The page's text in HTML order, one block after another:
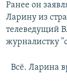
Ранее он
Ларину из
телеведущий
журналистку
Всё. Ларина